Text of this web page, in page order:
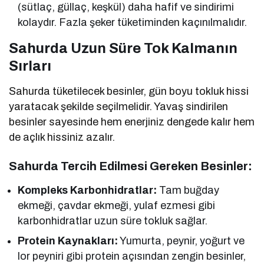
(sütlaç, güllaç, keşkül) daha hafif ve sindirimi
kolaydır. Fazla şeker tüketiminden kaçınılmalıdır.
Sahurda Uzun Süre Tok Kalmanın
Sırları
Sahurda tüketilecek besinler, gün boyu tokluk hissi
yaratacak şekilde seçilmelidir. Yavaş sindirilen
besinler sayesinde hem enerjiniz dengede kalır hem
de açlık hissiniz azalır.
Sahurda Tercih Edilmesi Gereken Besinler:
Kompleks Karbonhidratlar: Tam buğday
ekmeği, çavdar ekmeği, yulaf ezmesi gibi
karbonhidratlar uzun süre tokluk sağlar.
Protein Kaynakları: Yumurta, peynir, yoğurt ve
lor peyniri gibi protein açısından zengin besinler,